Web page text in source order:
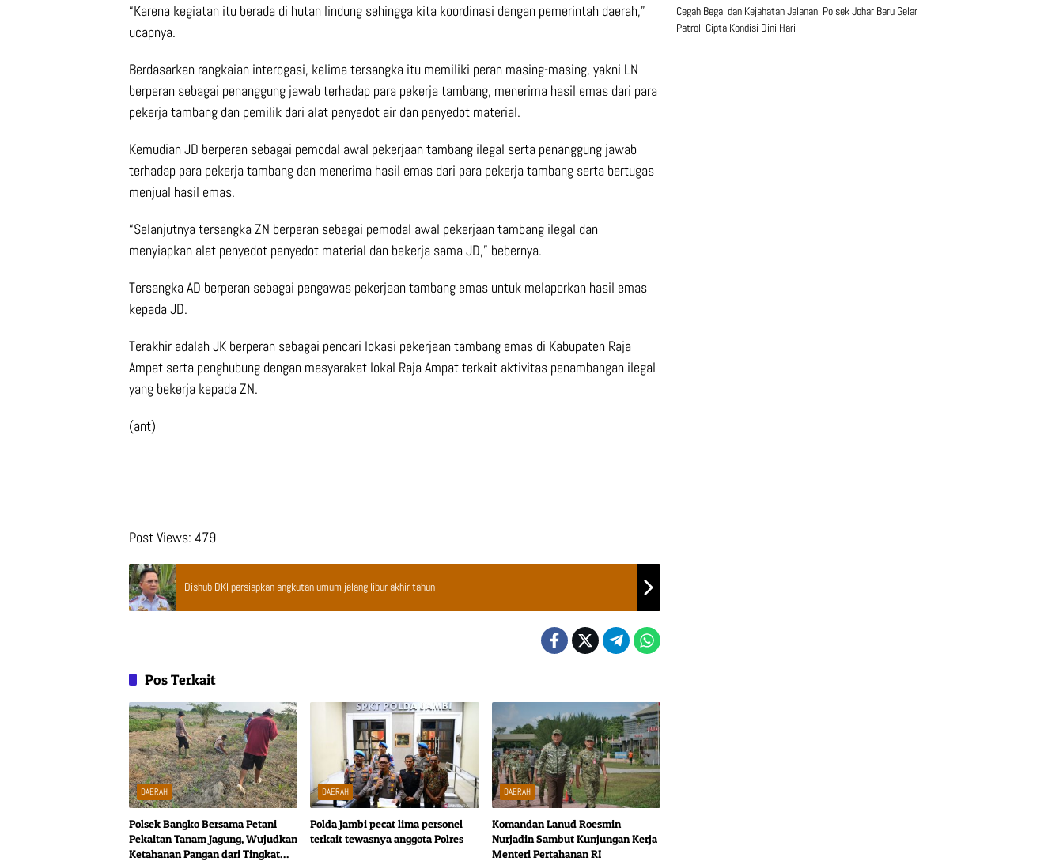
“Karena kegiatan itu berada di hutan lindung sehingga kita koordinasi dengan pemerintah daerah,”
ucapnya.
Berdasarkan rangkaian interogasi, kelima tersangka itu memiliki peran masing-masing, yakni LN
berperan sebagai penanggung jawab terhadap para pekerja tambang, menerima hasil emas dari para
pekerja tambang dan pemilik dari alat penyedot air dan penyedot material.
Kemudian JD berperan sebagai pemodal awal pekerjaan tambang ilegal serta penanggung jawab
terhadap para pekerja tambang dan menerima hasil emas dari para pekerja tambang serta bertugas
menjual hasil emas.
“Selanjutnya tersangka ZN berperan sebagai pemodal awal pekerjaan tambang ilegal dan
menyiapkan alat penyedot penyedot material dan bekerja sama JD,” bebernya.
Tersangka AD berperan sebagai pengawas pekerjaan tambang emas untuk melaporkan hasil emas
kepada JD.
Terakhir adalah JK berperan sebagai pencari lokasi pekerjaan tambang emas di Kabupaten Raja
Ampat serta penghubung dengan masyarakat lokal Raja Ampat terkait aktivitas penambangan ilegal
yang bekerja kepada ZN.
(ant)
Post Views: 479
Dishub DKI persiapkan angkutan umum jelang libur akhir tahun
Pos Terkait
DAERAH
Polsek Bangko Bersama Petani
Pekaitan Tanam Jagung, Wujudkan
Ketahanan Pangan dari Tingkat
DAERAH
Polda Jambi pecat lima personel
terkait tewasnya anggota Polres
DAERAH
Komandan Lanud Roesmin
Nurjadin Sambut Kunjungan Kerja
Menteri Pertahanan RI
Cegah Begal dan Kejahatan Jalanan, Polsek Johar Baru Gelar
Patroli Cipta Kondisi Dini Hari